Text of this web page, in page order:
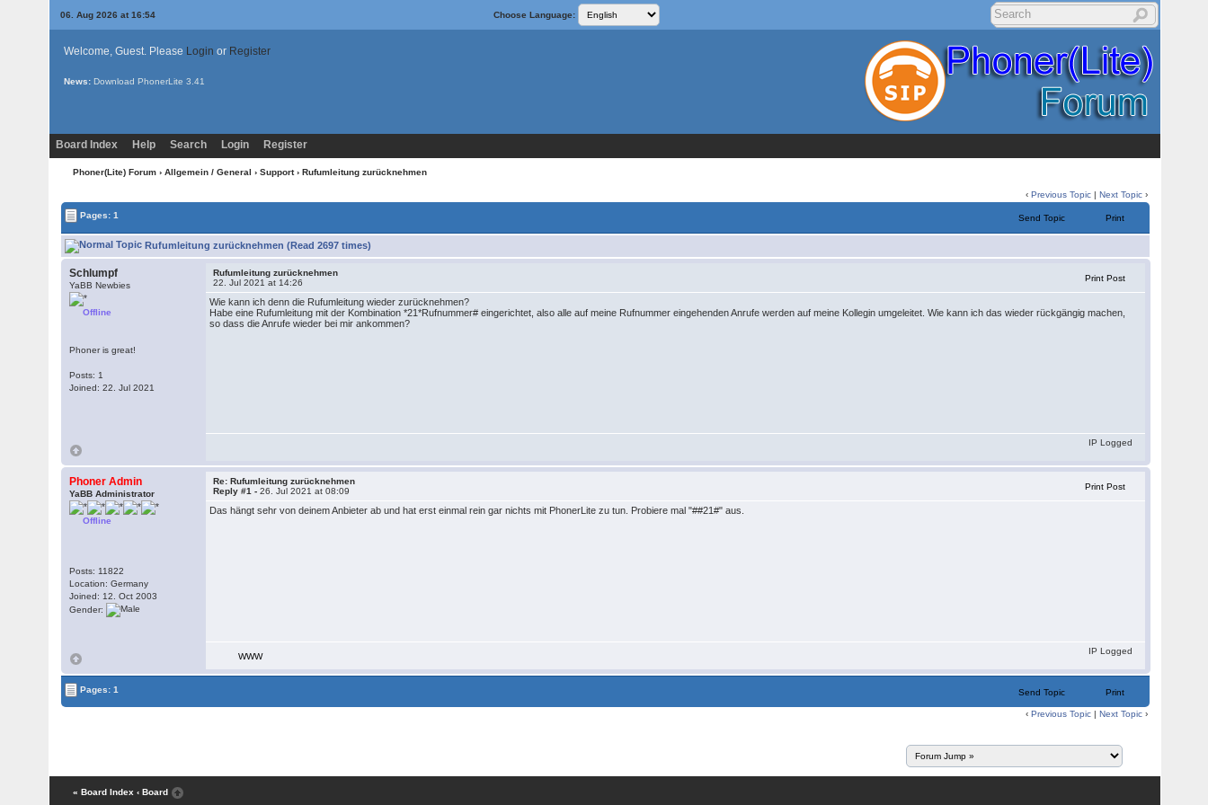
06. Aug 2026 at 16:54 Choose Language:
Welcome, Guest. Please Login or Register
News: Download PhonerLite 3.41
Board Index Help Search Login Register
Phoner(Lite) Forum › Allgemein / General › Support› Rufumleitung zurücknehmen
‹Previous Topic |Next Topic ›
Pages: 1 Send Topic Print
Rufumleitung zurücknehmen (Read 2697 times)
Schlumpf
YaBB Newbies
Offline
Phoner is great!
Posts: 1
Joined: 22. Jul 2021
Rufumleitung zurücknehmen
22. Jul 2021 at 14:26
Print Post
Wie kann ich denn die Rufumleitung wieder zurücknehmen?
Habe eine Rufumleitung mit der Kombination *21*Rufnummer# eingerichtet, also alle auf meine Rufnummer eingehenden Anrufe werden auf meine Kollegin umgeleitet. Wie kann ich das wieder rückgängig machen,
so dass die Anrufe wieder bei mir ankommen?
IP Logged
Phoner Admin
YaBB Administrator
Offline
Posts: 11822
Location: Germany
Joined: 12. Oct 2003
Gender:
Re: Rufumleitung zurücknehmen
Reply #1 -26. Jul 2021 at 08:09 Print Post
Das hängt sehr von deinem Anbieter ab und hat erst einmal rein gar nichts mit PhonerLite zu tun. Probiere mal "##21#" aus.
WWW
IP Logged
Pages: 1 Send Topic Print
‹Previous Topic |Next Topic ›
« Board Index ‹ Board